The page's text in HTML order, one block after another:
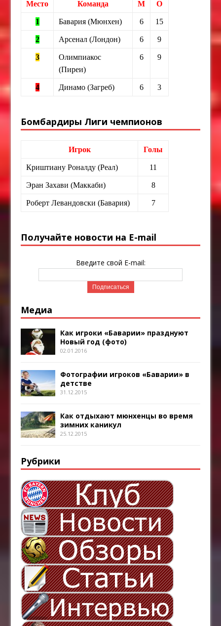
Место Команда М О
1 Бавария (Мюнхен) 6 15
2 Арсенал (Лондон) 6 9
3
Олимпиакос
(Пиреи)
6 9
4 Динамо (Загреб) 6 3
Бомбардиры Лиги чемпионов
Игрок Голы
Криштиану Роналду (Реал) 11
Эран Захави (Маккаби) 8
Роберт Левандовски (Бавария) 7
Получайте новости на E-mail
Введите свой E-mail:
Медиа
Как игроки «Баварии» празднуют
Новый год (фото)
02.01.2016
Фотографии игроков «Баварии» в
детстве
31.12.2015
Как отдыхают мюнхенцы во время
зимних каникул
25.12.2015
Рубрики